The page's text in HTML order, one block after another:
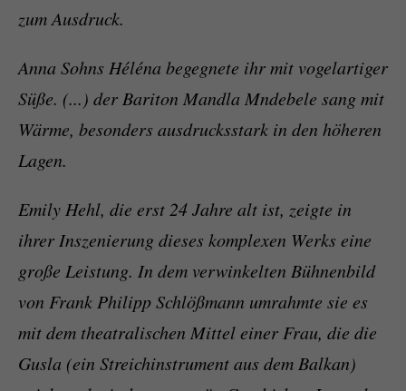
zum Ausdruck.
Anna Sohns Héléna begegnete ihr mit vogelartiger
Süße. (...) der Bariton Mandla Mndebele sang mit
Wärme, besonders ausdrucksstark in den höheren
Lagen.
Emily Hehl, die erst 24 Jahre alt ist, zeigte in
ihrer Inszenierung dieses komplexen Werks eine
große Leistung. In dem verwinkelten Bühnenbild
von Frank Philipp Schlößmann umrahmte sie es
mit dem theatralischen Mittel einer Frau, die die
Gusla (ein Streichinstrument aus dem Balkan)